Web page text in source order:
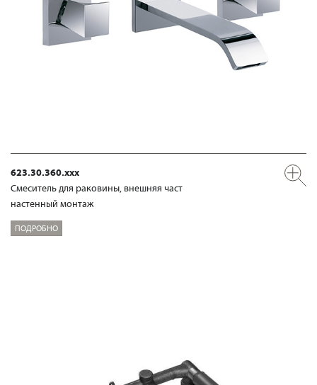
623.30.360.xxx
Смеситель для раковины, внешняя част
настенный монтаж
ПОДРОБНО